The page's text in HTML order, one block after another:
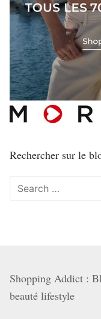
Rechercher sur le
Rechercher
Shopping Addict :
beauté lifestyle